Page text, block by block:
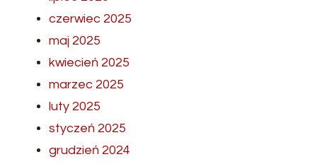
czerwiec 2025
maj 2025
kwiecień 2025
marzec 2025
luty 2025
styczeń 2025
grudzień 2024